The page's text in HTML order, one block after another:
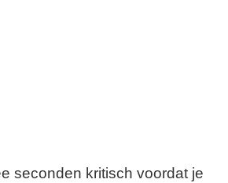
seconden kritisch voordat je